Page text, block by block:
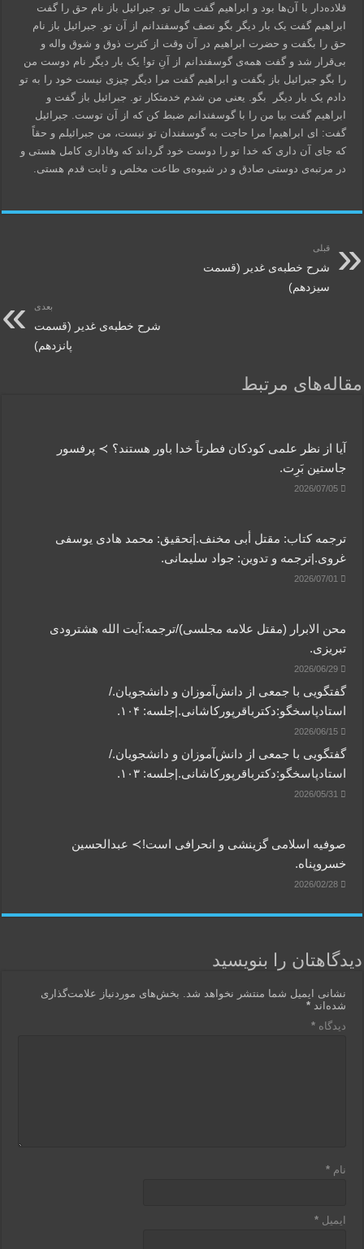
قلاده‌دار با آن‌ها بود و ابراهیم گفت مال تو. جبرائیل باز نام حق را گفت
ابراهیم گفت یک بار دیگر بگو نصف گوسفندانم از آن تو. جبرائیل باز نام
حق را بگفت و حضرت ابراهیم در آن وقت از کثرت ذوق و شوق واله و
بی‌قرار شد و گفت همه‌ی گوسفندانم از آنِ تو! یک بار دیگر نام دوست من
را بگو جبرائیل باز بگفت و ابراهیم گفت مرا دیگر چیزی نیست خود را به تو
دادم یک بار دیگر بگو. یعنی من شدم خدمتکار تو. جبرائیل باز گفت و
ابراهیم گفت بیا من را با گوسفندانم ضبط کن که از آن توست. جبرائیل
گفت: ای ابراهیم! مرا حاجت به گوسفندان تو نیست، من جبرائیلم و حقاً
که جای آن داری که خدا تو را دوست خود گرداند که وفاداری کامل هستی و
در مرتبه‌ی دوستی صادق و در شیوه‌ی طاعت مخلص و ثابت قدم هستی.
قبلی
شرح خطبه‌ی غدیر (قسمت
سیزدهم)
بعدی
شرح خطبه‌ی غدیر (قسمت
پانزدهم)
مقاله‌های مرتبط
آیا از نظر علمی کودکان فطرتاً خدا باور هستند؟ ≻ پرفسور
جاستین بَرِت.
2026/07/05
ترجمه کتاب: مقتل أبی مخنف.|تحقیق: محمد هادی یوسفی
غروی.|ترجمه و تدوین: جواد سلیمانی.
2026/07/01
محن الابرار (مقتل علامه مجلسی)/ترجمه:آیت الله هشترودی
تبریزی.
2026/06/29
گفتگویی‌ با جمعی‌ از دانش‌آموزان‌ و دانشجویان./
استادپاسخگو:دکترباقر‌پورکاشانی.|جلسه: ۱۰۴.
2026/06/15
گفتگویی‌ با جمعی‌ از دانش‌آموزان‌ و دانشجویان./
استادپاسخگو:دکترباقر‌پورکاشانی.|جلسه: ۱۰۳.
2026/05/31
صوفیه اسلامی گزینشی و انحرافی است!≻ عبدالحسین
خسروپناه.
2026/02/28
دیدگاهتان را بنویسید
نشانی ایمیل شما منتشر نخواهد شد.
بخش‌های موردنیاز علامت‌گذاری
شده‌اند*
دیدگاه*
نام*
ایمیل*